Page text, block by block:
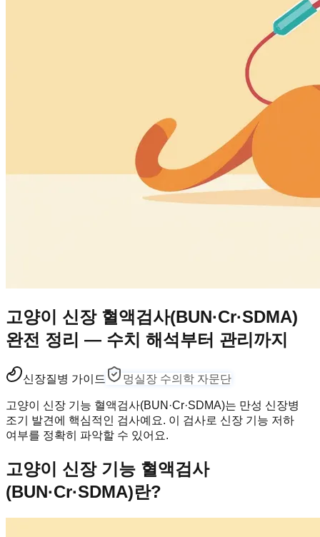
고양이 신장 혈액검사(BUN·Cr·SDMA)
완전 정리 — 수치 해석부터 관리까지
신장질병 가이드 멍실장 수의학 자문단
고양이 신장 기능 혈액검사(BUN·Cr·SDMA)는 만성 신장병
조기 발견에 핵심적인 검사예요. 이 검사로 신장 기능 저하
여부를 정확히 파악할 수 있어요.
고양이 신장 기능 혈액검사
(BUN·Cr·SDMA)란?